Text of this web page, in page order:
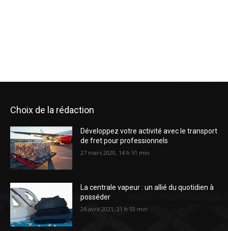
Choix de la rédaction
Développez votre activité avec le transport
de fret pour professionnels
27 mars 2020, 14 h 51 min
La centrale vapeur : un allié du quotidien à
posséder
26 avril 2021, 21 h 53 min